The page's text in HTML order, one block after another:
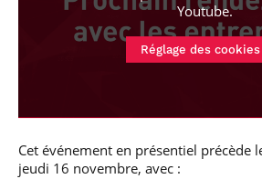
Youtube.
Réglage des cookies
Cet événement en présentiel précède
jeudi 16 novembre, avec :